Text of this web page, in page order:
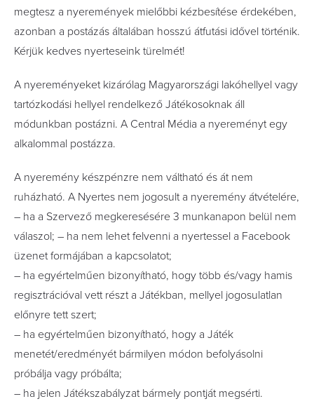
megtesz a nyeremények mielőbbi kézbesítése érdekében,
azonban a postázás általában hosszú átfutási idővel történik.
Kérjük kedves nyerteseink türelmét!
A nyereményeket kizárólag Magyarországi lakóhellyel vagy
tartózkodási hellyel rendelkező Játékosoknak áll
módunkban postázni. A Central Média a nyereményt egy
alkalommal postázza.
A nyeremény készpénzre nem váltható és át nem
ruházható. A Nyertes nem jogosult a nyeremény átvételére,
– ha a Szervező megkeresésére 3 munkanapon belül nem
válaszol; – ha nem lehet felvenni a nyertessel a Facebook
üzenet formájában a kapcsolatot;
– ha egyértelműen bizonyítható, hogy több és/vagy hamis
regisztrációval vett részt a Játékban, mellyel jogosulatlan
előnyre tett szert;
– ha egyértelműen bizonyítható, hogy a Játék
menetét/eredményét bármilyen módon befolyásolni
próbálja vagy próbálta;
– ha jelen Játékszabályzat bármely pontját megsérti.